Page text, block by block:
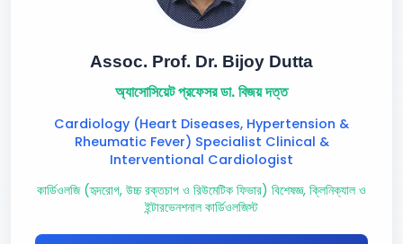
Assoc. Prof. Dr. Bijoy Dutta
অ্যাসোসিয়েট প্রফেসর ডা. বিজয় দত্ত
Cardiology (Heart Diseases, Hypertension &
Rheumatic Fever) Specialist Clinical &
Interventional Cardiologist
কার্ডিওলজি (হৃদরোগ, উচ্চ রক্তচাপ ও রিউমেটিক ফিভার) বিশেষজ্ঞ, ক্লিনিক্যাল ও
ইন্টারভেনশনাল কার্ডিওলজিস্ট